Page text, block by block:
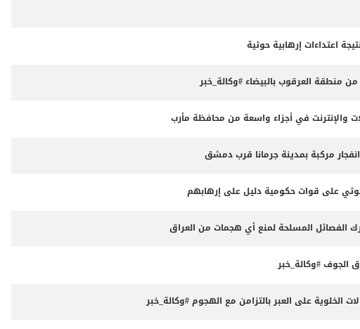
العرقوب بالبيضاء #وكالة_خبر
والإنترنت في أجزاء واسعة من محافظة مأرب
على قوات حكومية دليل على إرهابهم
الفصائل المسلحة لمنع أي هجمات من العراق
#وكالة_خبر
على العبر بالتزامن مع الهجوم #وكالة_خبر